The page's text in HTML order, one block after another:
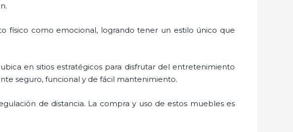
físico como emocional, logrando tener un estilo único que
en sitios estratégicos para disfrutar del entretenimiento
seguro, funcional y de fácil mantenimiento.
de distancia. La compra y uso de estos muebles es